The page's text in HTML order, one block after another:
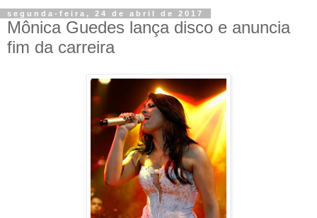
segunda-feira, 24 de abril de 2017
Mônica Guedes lança disco e anuncia
fim da carreira